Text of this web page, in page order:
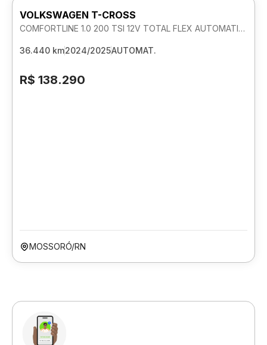
VOLKSWAGEN T-CROSS
COMFORTLINE 1.0 200 TSI 12V TOTAL FLEX AUTOMATICO
36.440 km2024/2025AUTOMAT.
R$ 138.290
MOSSORÓ/RN